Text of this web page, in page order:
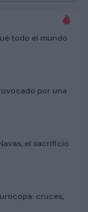
todo el mundo
por una
el sacrificio
cruces,